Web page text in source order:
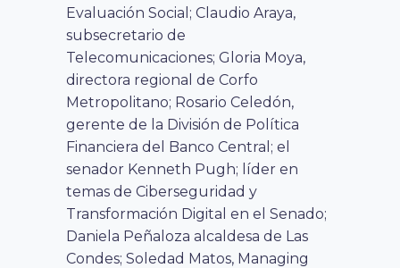
Evaluación Social; Claudio Araya,
subsecretario de
Telecomunicaciones; Gloria Moya,
directora regional de Corfo
Metropolitano; Rosario Celedón,
gerente de la División de Política
Financiera del Banco Central; el
senador Kenneth Pugh; líder en
temas de Ciberseguridad y
Transformación Digital en el Senado;
Daniela Peñaloza alcaldesa de Las
Condes; Soledad Matos, Managing